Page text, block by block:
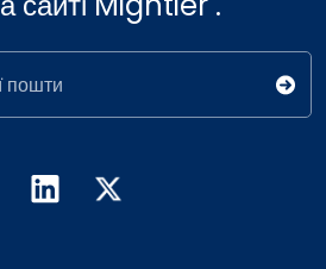
пошти